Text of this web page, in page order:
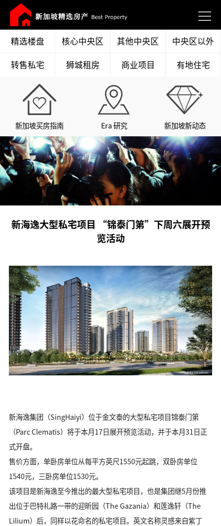
精选楼盘 核心中央区 其他中央区
中央区以外
转售私宅
狮城租房 商业项目 有地住宅
新加坡买房指南 Era 研究 新加坡新动态
新海逸大型私宅项目 “锦泰门第”下周六展开预
览活动
新海逸集团（SingHaiyi）位于金文泰的大型私宅项目锦泰门第
（Parc Clematis）将于本月17日展开预览活动，并于本月31日正
式开盘。
售价方面，单卧房单位从每平方英尺1550元起跳，双卧房单位
1540元，三卧房单位1530元。
该项目是新海逸至今推出的最大型私宅项目，也是集团继5月份推
出位于巴特礼路一带的迎昕园（The Gazania）和莲逸轩（The
Lilium）后，同样以花命名的私宅项目。英文名称灵感来自紫丁